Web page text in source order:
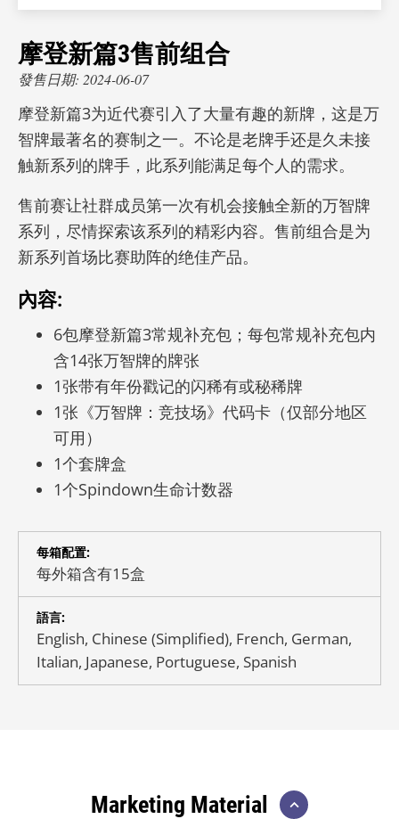
摩登新篇3售前组合
發售日期: 2024-06-07
摩登新篇3为近代赛引入了大量有趣的新牌，这是万
智牌最著名的赛制之一。不论是老牌手还是久未接
触新系列的牌手，此系列能满足每个人的需求。
售前赛让社群成员第一次有机会接触全新的万智牌
系列，尽情探索该系列的精彩内容。售前组合是为
新系列首场比赛助阵的绝佳产品。
內容:
6包摩登新篇3常规补充包；每包常规补充包内
含14张万智牌的牌张
1张带有年份戳记的闪稀有或秘稀牌
1张《万智牌：竞技场》代码卡（仅部分地区
可用）
1个套牌盒
1个Spindown生命计数器
每箱配置:
每外箱含有15盒
語言:
English, Chinese (Simplified), French, German,
Italian, Japanese, Portuguese, Spanish
Marketing Material